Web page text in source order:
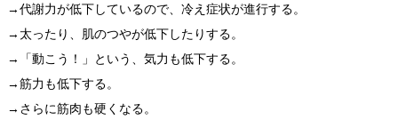
→代謝力が低下しているので、冷え症状が進行する。
→太ったり、肌のつやが低下したりする。
→「動こう！」という、気力も低下する。
→筋力も低下する。
→さらに筋肉も硬くなる。